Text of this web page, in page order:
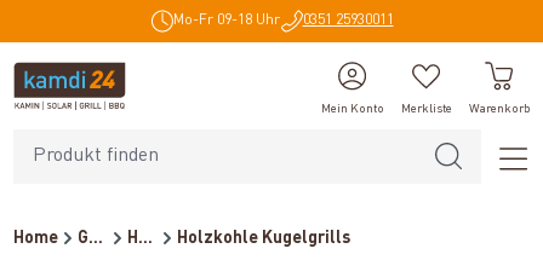
Mo-Fr 09-18 Uhr 0351 25930011
Mein Konto Merkliste Warenkorb
Home Grills Holzkohlegrills Holzkohle Kugelgrills